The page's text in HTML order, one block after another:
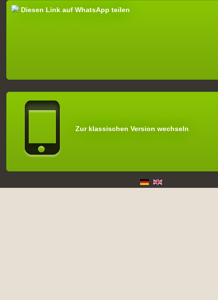
Diesen Link auf WhatsApp teilen
Zur klassischen Version wechseln